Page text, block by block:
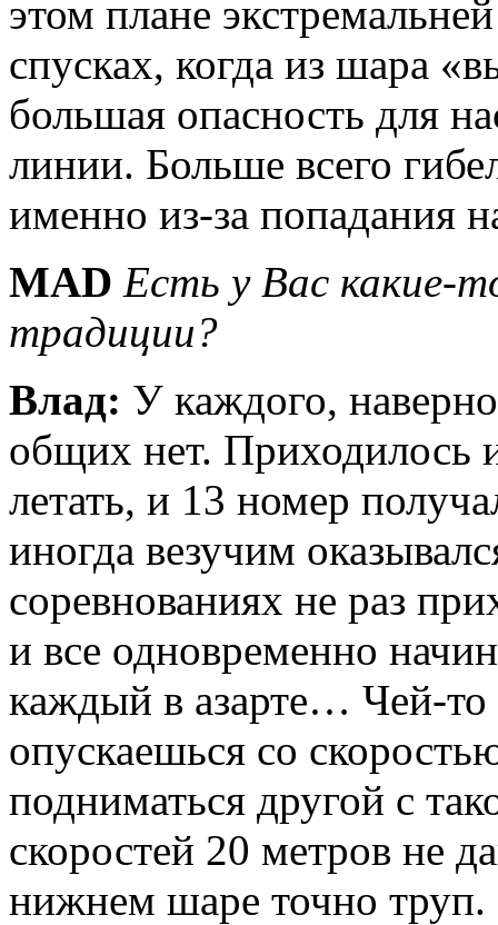
этом плане
спусках, когда из шара
большая опасность для
линии. Больше всего
именно из-за попадания
MAD Есть у Вас какие-
традиции?
Влад: У каждого,
общих нет. Приходилось
летать, и 13 номер
иногда везучим
соревнованиях не раз
и все одновременно
каждый в азарте… Чей-
опускаешься со
подниматься другой с
скоростей 20 метров не
нижнем шаре точно труп.